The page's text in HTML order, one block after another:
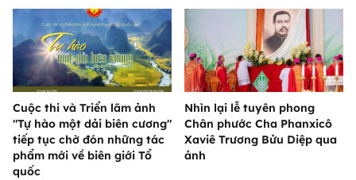
Cuộc thi và Triển lãm ảnh
"Tự hào một dải biên cương"
tiếp tục chờ đón những tác
phẩm mới về biên giới Tổ
quốc
Nhìn lại lễ tuyên phong
Chân phước Cha Phanxicô
Xaviê Trương Bửu Diệp qua
ảnh